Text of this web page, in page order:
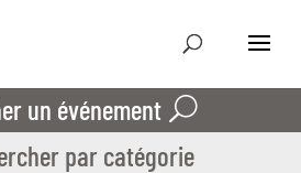
un événement
par catégorie